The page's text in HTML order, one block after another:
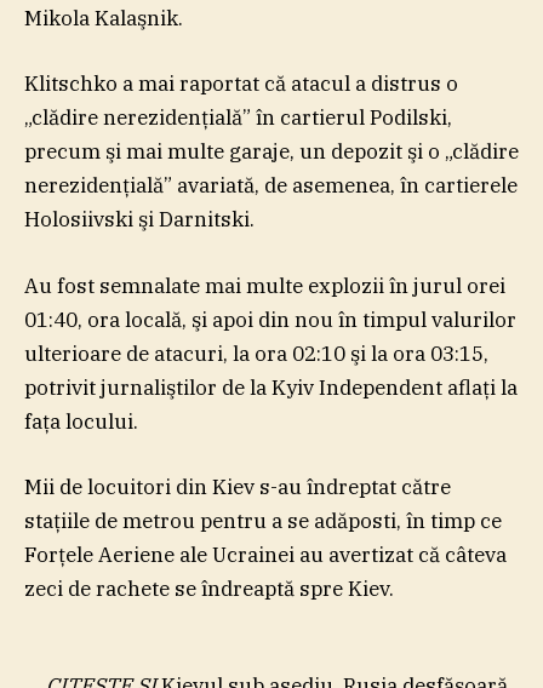
Mikola Kalaşnik.
Klitschko a mai raportat că atacul a distrus o
„clădire nerezidenţială” în cartierul Podilski,
precum şi mai multe garaje, un depozit şi o „clădire
nerezidenţială” avariată, de asemenea, în cartierele
Holosiivski şi Darnitski.
Au fost semnalate mai multe explozii în jurul orei
01:40, ora locală, şi apoi din nou în timpul valurilor
ulterioare de atacuri, la ora 02:10 şi la ora 03:15,
potrivit jurnaliştilor de la Kyiv Independent aflaţi la
faţa locului.
Mii de locuitori din Kiev s-au îndreptat către
staţiile de metrou pentru a se adăposti, în timp ce
Forţele Aeriene ale Ucrainei au avertizat că câteva
zeci de rachete se îndreaptă spre Kiev.